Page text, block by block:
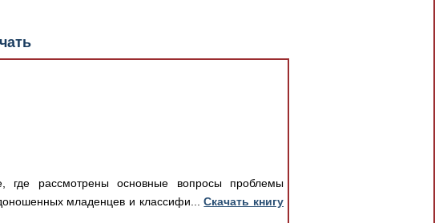
где рассмотрены основные вопросы проблемы
младенцев и классифи...Скачать книгу